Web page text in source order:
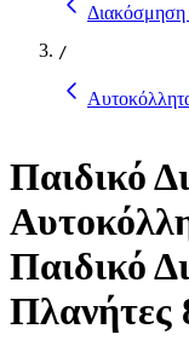
/
Παιδικό
Παιδικό
Πλανήτες